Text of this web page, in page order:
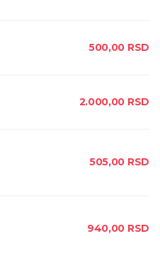
500,00 RSD
2.000,00 RSD
505,00 RSD
940,00 RSD